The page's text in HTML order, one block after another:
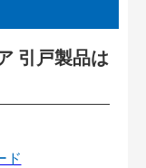
引戸製品は
ド